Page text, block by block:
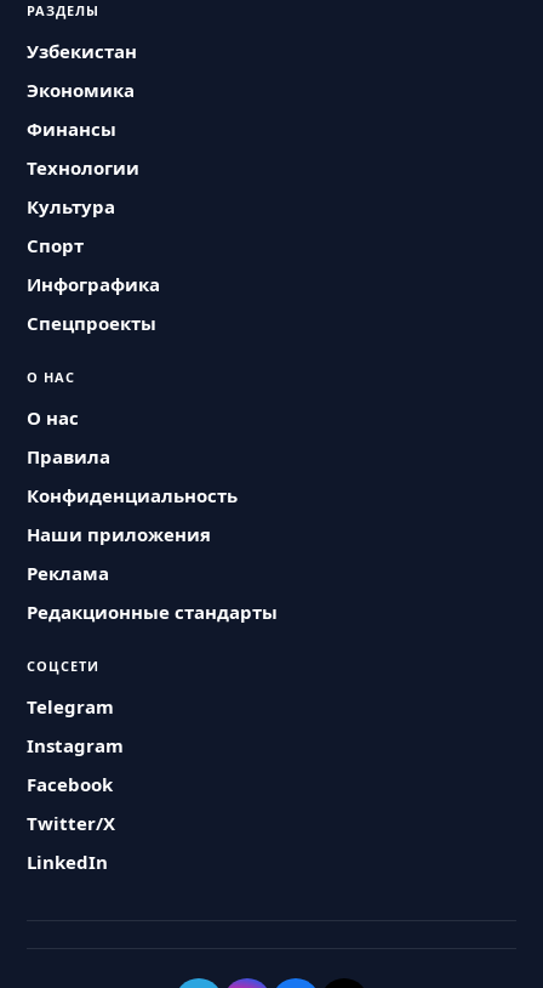
РАЗДЕЛЫ
Узбекистан
Экономика
Финансы
Технологии
Культура
Спорт
Инфографика
Спецпроекты
О НАС
О нас
Правила
Конфиденциальность
Наши приложения
Реклама
Редакционные стандарты
СОЦСЕТИ
Telegram
Instagram
Facebook
Twitter/X
LinkedIn